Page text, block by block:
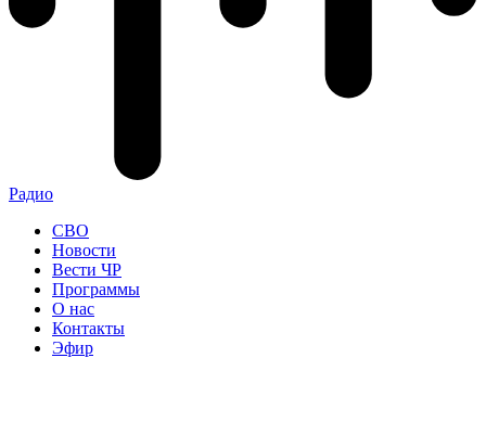
Радио
СВО
Новости
Вести ЧР
Программы
О нас
Контакты
Эфир